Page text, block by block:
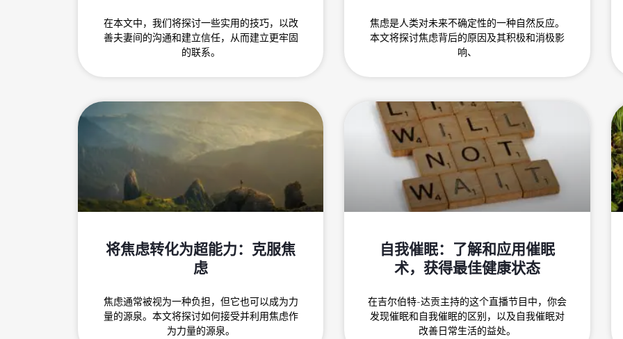
在本文中，我们将探讨一些实用的技巧，以改
善夫妻间的沟通和建立信任，从而建立更牢固
的联系。
焦虑是人类对未来不确定性的一种自然反应。
本文将探讨焦虑背后的原因及其积极和消极影
响、
将焦虑转化为超能力：克服焦
虑
焦虑通常被视为一种负担，但它也可以成为力
量的源泉。本文将探讨如何接受并利用焦虑作
为力量的源泉。
自我催眠：了解和应用催眠
术，获得最佳健康状态
在吉尔伯特-达贡主持的这个直播节目中，你会
发现催眠和自我催眠的区别，以及自我催眠对
改善日常生活的益处。